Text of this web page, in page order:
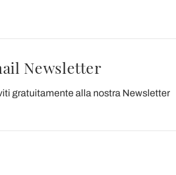
Newsletter
gratuitamente alla nostra Newsletter